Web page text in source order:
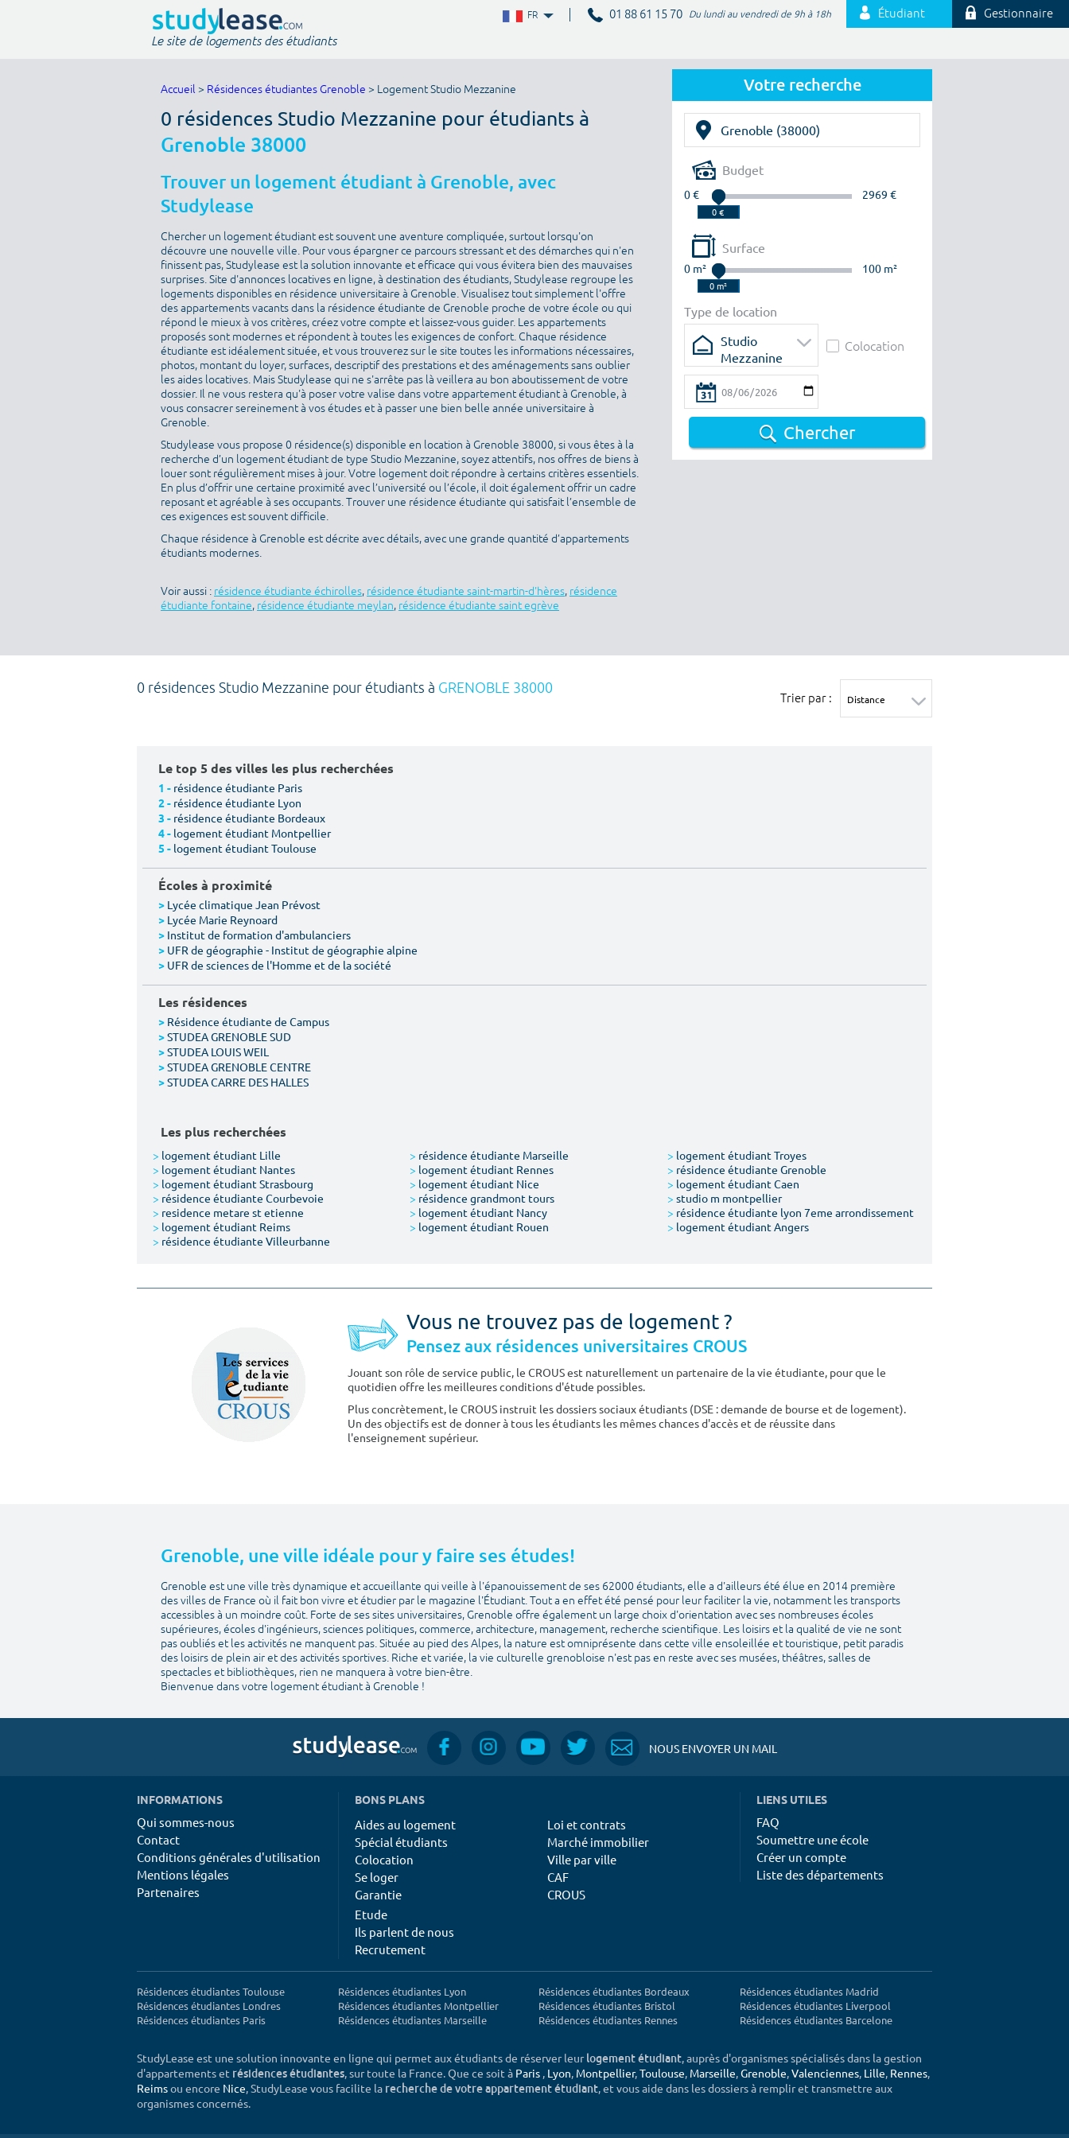
FR 01 88 61 15 70 Du lundi au vendredi de 9h à 18h Étudiant Gestionnaire
Le site de logements des étudiants
Votre recherche
Budget
0 € 2969 €
Surface
0 m² 100 m²
Type de location
Studio
Mezzanine
Colocation
Chercher
Accueil > Résidences étudiantes Grenoble > Logement Studio Mezzanine
0 résidences Studio Mezzanine pour étudiants à
Grenoble 38000
Trouver un logement étudiant à Grenoble, avec
Studylease
Chercher un logement étudiant est souvent une aventure compliquée, surtout lorsqu'on
découvre une nouvelle ville. Pour vous épargner ce parcours stressant et des démarches qui n'en
finissent pas, Studylease est la solution innovante et efficace qui vous évitera bien des mauvaises
surprises. Site d'annonces locatives en ligne, à destination des étudiants, Studylease regroupe les
logements disponibles en résidence universitaire à Grenoble. Visualisez tout simplement l'offre
des appartements vacants dans la résidence étudiante de Grenoble proche de votre école ou qui
répond le mieux à vos critères, créez votre compte et laissez-vous guider. Les appartements
proposés sont modernes et répondent à toutes les exigences de confort. Chaque résidence
étudiante est idéalement située, et vous trouverez sur le site toutes les informations nécessaires,
photos, montant du loyer, surfaces, descriptif des prestations et des aménagements sans oublier
les aides locatives. Mais Studylease qui ne s'arrête pas là veillera au bon aboutissement de votre
dossier. Il ne vous restera qu'à poser votre valise dans votre appartement étudiant à Grenoble, à
vous consacrer sereinement à vos études et à passer une bien belle année universitaire à
Grenoble.
Studylease vous propose 0 résidence(s) disponible en location à Grenoble 38000, si vous êtes à la
recherche d’un logement étudiant de type Studio Mezzanine, soyez attentifs, nos offres de biens à
louer sont régulièrement mises à jour. Votre logement doit répondre à certains critères essentiels.
En plus d’offrir une certaine proximité avec l’université ou l’école, il doit également offrir un cadre
reposant et agréable à ses occupants. Trouver une résidence étudiante qui satisfait l’ensemble de
ces exigences est souvent difficile.
Chaque résidence à Grenoble est décrite avec détails, avec une grande quantité d’appartements
étudiants modernes.
Voir aussi : résidence étudiante échirolles, résidence étudiante saint-martin-d'hères, résidence
étudiante fontaine, résidence étudiante meylan, résidence étudiante saint egrève
0 résidences Studio Mezzanine pour étudiants à GRENOBLE 38000
Trier par :
Le top 5 des villes les plus recherchées
1 - résidence étudiante Paris
2 - résidence étudiante Lyon
3 - résidence étudiante Bordeaux
4 - logement étudiant Montpellier
5 - logement étudiant Toulouse
Écoles à proximité
> Lycée climatique Jean Prévost
> Lycée Marie Reynoard
> Institut de formation d'ambulanciers
> UFR de géographie - Institut de géographie alpine
> UFR de sciences de l'Homme et de la société
Les résidences
> Résidence étudiante de Campus
>STUDEA GRENOBLE SUD
>STUDEA LOUIS WEIL
>STUDEA GRENOBLE CENTRE
>STUDEA CARRE DES HALLES
Les plus recherchées
> logement étudiant Lille > résidence étudiante Marseille > logement étudiant Troyes
> logement étudiant Nantes > logement étudiant Rennes > résidence étudiante Grenoble
> logement étudiant Strasbourg > logement étudiant Nice > logement étudiant Caen
> résidence étudiante Courbevoie > résidence grandmont tours > studio m montpellier
> residence metare st etienne > logement étudiant Nancy > résidence étudiante lyon 7eme arrondissement
> logement étudiant Reims > logement étudiant Rouen > logement étudiant Angers
> résidence étudiante Villeurbanne
Vous ne trouvez pas de logement ?
Pensez aux résidences universitaires CROUS
Jouant son rôle de service public, le CROUS est naturellement un partenaire de la vie étudiante, pour que le
quotidien offre les meilleures conditions d'étude possibles.
Plus concrètement, le CROUS instruit les dossiers sociaux étudiants (DSE : demande de bourse et de logement).
Un des objectifs est de donner à tous les étudiants les mêmes chances d'accès et de réussite dans
l'enseignement supérieur.
Grenoble, une ville idéale pour y faire ses études!
Grenoble est une ville très dynamique et accueillante qui veille à l'épanouissement de ses 62000 étudiants, elle a d'ailleurs été élue en 2014 première
des villes de France où il fait bon vivre et étudier par le magazine l'Étudiant. Tout a en effet été pensé pour leur faciliter la vie, notamment les transports
accessibles à un moindre coût. Forte de ses sites universitaires, Grenoble offre également un large choix d'orientation avec ses nombreuses écoles
supérieures, écoles d'ingénieurs, sciences politiques, commerce, architecture, management, recherche scientifique. Les loisirs et la qualité de vie ne sont
pas oubliés et les activités ne manquent pas. Située au pied des Alpes, la nature est omniprésente dans cette ville ensoleillée et touristique, petit paradis
des loisirs de plein air et des activités sportives. Riche et variée, la vie culturelle grenobloise n'est pas en reste avec ses musées, théâtres, salles de
spectacles et bibliothèques, rien ne manquera à votre bien-être.
Bienvenue dans votre logement étudiant à Grenoble !
NOUS ENVOYER UN MAIL
INFORMATIONS
Qui sommes-nous
Contact
Conditions générales d'utilisation
Mentions légales
Partenaires
BONS PLANS
Aides au logement
Spécial étudiants
Colocation
Se loger
Garantie
Loi et contrats
Marché immobilier
Ville par ville
CAF
CROUS
Etude
Ils parlent de nous
Recrutement
LIENS UTILES
FAQ
Soumettre une école
Créer un compte
Liste des départements
Résidences étudiantes Toulouse
Résidences étudiantes Londres
Résidences étudiantes Paris
Résidences étudiantes Lyon
Résidences étudiantes Montpellier
Résidences étudiantes Marseille
Résidences étudiantes Bordeaux
Résidences étudiantes Bristol
Résidences étudiantes Rennes
Résidences étudiantes Madrid
Résidences étudiantes Liverpool
Résidences étudiantes Barcelone
StudyLease est une solution innovante en ligne qui permet aux étudiants de réserver leurlogement étudiant, auprès d'organismes spécialisés dans la gestion
d'appartements et résidences étudiantes, sur toute la France. Que ce soit à Paris , Lyon, Montpellier,Toulouse, Marseille,Grenoble,Valenciennes, Lille, Rennes,
Reimsou encore Nice, StudyLease vous facilite la recherche de votre appartement étudiant, et vous aide dans les dossiers à remplir et transmettre aux
organismes concernés.